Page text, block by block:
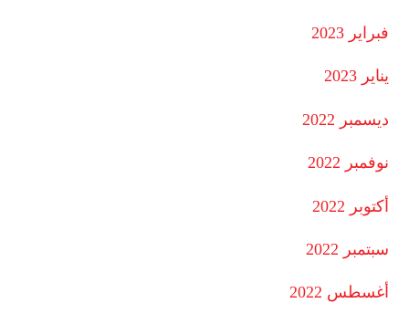
فبراير 2023
يناير 2023
ديسمبر 2022
نوفمبر 2022
أكتوبر 2022
سبتمبر 2022
أغسطس 2022